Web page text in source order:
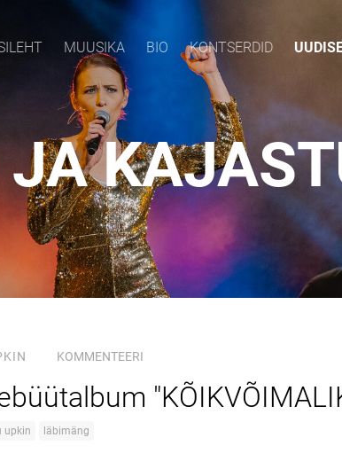
MUUSIKA BIO KONTSERDID
JA
KOMMENTEERI
upkin läbimäng